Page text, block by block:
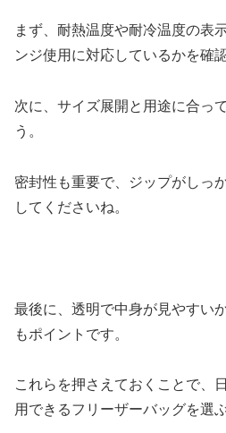
まず、耐熱温度や耐冷温度の表
ンジ使用に対応しているかを確
次に、サイズ展開と用途に合っ
う。
密封性も重要で、ジップがしっ
してくださいね。
最後に、透明で中身が見やすい
もポイントです。
これらを押さえておくことで、
用できるフリーザーバッグを選